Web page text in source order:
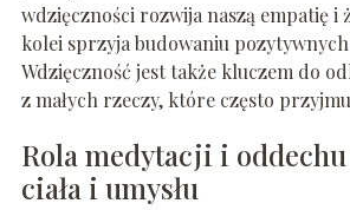
wdzięczności rozwija naszą empatię i
kolei sprzyja budowaniu
Wdzięczność jest także kluczem do
z małych rzeczy, które często
Rola medytacji i
ciała i umysłu